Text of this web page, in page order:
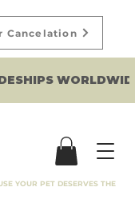
YOUR PET DESERVES THE
Cancelation